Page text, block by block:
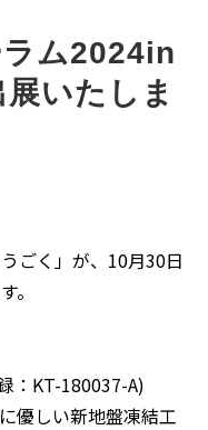
ラム2024in
いたしま
ごく」が、10月30日
。
：KT-180037-A)
しい新地盤凍結工